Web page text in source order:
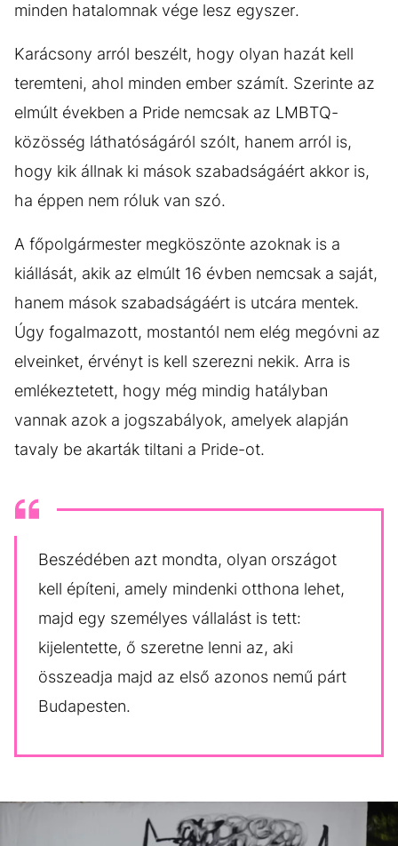
minden hatalomnak vége lesz egyszer.
Karácsony arról beszélt, hogy olyan hazát kell
teremteni, ahol minden ember számít. Szerinte az
elmúlt években a Pride nemcsak az LMBTQ-
közösség láthatóságáról szólt, hanem arról is,
hogy kik állnak ki mások szabadságáért akkor is,
ha éppen nem róluk van szó.
A főpolgármester megköszönte azoknak is a
kiállását, akik az elmúlt 16 évben nemcsak a saját,
hanem mások szabadságáért is utcára mentek.
Úgy fogalmazott, mostantól nem elég megóvni az
elveinket, érvényt is kell szerezni nekik. Arra is
emlékeztetett, hogy még mindig hatályban
vannak azok a jogszabályok, amelyek alapján
tavaly be akarták tiltani a Pride-ot.
Beszédében azt mondta, olyan országot
kell építeni, amely mindenki otthona lehet,
majd egy személyes vállalást is tett:
kijelentette, ő szeretne lenni az, aki
összeadja majd az első azonos nemű párt
Budapesten.